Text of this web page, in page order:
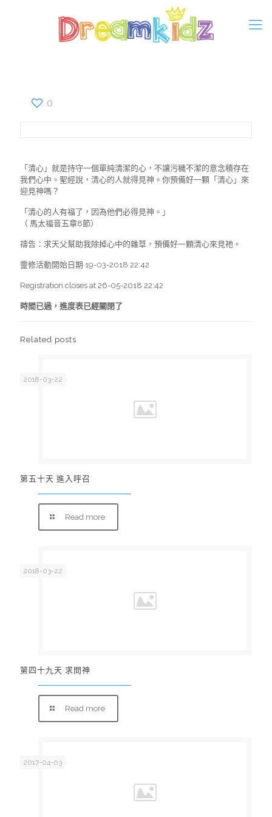
0
「清心」就是持守一個單純清潔的心，不讓污穢不潔的意念積存在
我們心中。聖經說，清心的人就得見神。你預備好一顆「清心」來
迎見神嗎？
「清心的人有福了，因為他們必得見神。」
（ 馬太福音五章8節）
禱告：求天父幫助我除掉心中的雜草，預備好一顆清心來見祂。
靈修活動開始日期 19-03-2018 22:42
Registration closes at 26-05-2018 22:42
時間已過，進度表已經關閉了
Related posts
2018-03-22
第五十天 進入呼召
Read more
2018-03-22
第四十九天 求問神
Read more
2017-04-03